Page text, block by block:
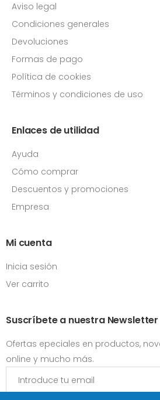
Aviso legal
Condiciones generales
Devoluciones
Formas de pago
Política de cookies
Términos y condiciones de uso
Enlaces de utilidad
Ayuda
Cómo comprar
Descuentos y promociones
Empresa
Mi cuenta
Inicia sesión
Ver carrito
Suscríbete a nuestra Newsletter
Ofertas epeciales en productos,
online y mucho más.